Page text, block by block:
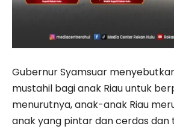
Gubernur Syamsuar
mustahil bagi anak Riau untuk
menurutnya, anak-anak Riau
anak yang pintar dan cerdas dan